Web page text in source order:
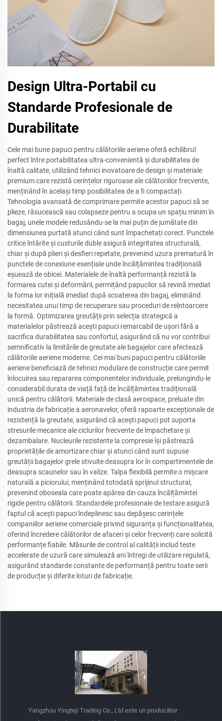
Design Ultra-Portabil cu
Standarde Profesionale de
Durabilitate
Cele mai bune papuci pentru călătoriile aeriene oferă echilibrul
perfect între portabilitatea ultra-convenientă și durabilitatea de
înaltă calitate, utilizând tehnici inovatoare de design și materiale
premium care rezistă cerințelor riguroase ale călătoriilor frecvente,
menținând în același timp posibilitatea de a fi compactați.
Tehnologia avansată de comprimare permite acestor papuci să se
plieze, răsucească sau colapseze pentru a ocupa un spațiu minim în
bagaj, unele modele redusându-se la mai puțin de jumătate din
dimensiunea purtată atunci când sunt împachetați corect. Punctele
critice întărite și custurile duble asigură integritatea structurală,
chiar și după plieri și desfieri repetate, prevenind uzura prematură în
punctele de conexiune esențiale unde încălțămintea tradițională
eșuează de obicei. Materialele de înaltă performanță rezistă la
formarea cutei și deformării, permițând papucilor să revină imediat
la forma lor inițială imediat după scoaterea din bagaj, eliminând
necesitatea unui timp de recuperare sau proceduri de reîntoarcere
la formă. Optimizarea greutății prin selecția strategică a
materialelor păstrează acești papuci remarcabil de ușori fără a
sacrifica durabilitatea sau confortul, asigurând că nu vor contribui
semnificativ la limitările de greutate ale bagajelor care afectează
călătoriile aeriene moderne. Cei mai buni papuci pentru călătoriile
aeriene beneficiază de tehnici modulare de construcție care permit
înlocuirea sau repararea componentelor individuale, prelungindu-le
considerabil durata de viață față de încălțămintea tradițională
unică pentru călătorii. Materiale de clasă aerospace, preluate din
industria de fabricație a aeronavelor, oferă rapoarte excepționale de
rezistență la greutate, asigurând că acești papuci pot suporta
stresurile mecanice ale ciclurilor frecvente de împachetare și
dezambalare. Nucleurile rezistente la compresie își păstrează
proprietățile de amortizare chiar și atunci când sunt supuse
greutății bagajelor grele stivuite deasupra lor în compartimentele de
deasupra scaunelor sau în valize. Talpa flexibilă permite o mișcare
naturală a piciorului, menținând totodată sprijinul structural,
prevenind oboseala care poate apărea din cauza încălțămintei
rigide pentru călătorii. Standardele profesionale de testare asigură
faptul că acești papuci îndeplinesc sau depășesc cerințele
companiilor aeriene comerciale privind siguranța și funcționalitatea,
oferind încredere călătorilor de afaceri și celor frecvenți care solicită
performanțe fiabile. Măsurile de control al calității includ teste
accelerate de uzură care simulează ani întregi de utilizare regulată,
asigurând standarde constante de performanță pentru toate serii
de producție și diferite loturi de fabricație.
Yangzhou Yingteji Trading Co., Ltd este un producător